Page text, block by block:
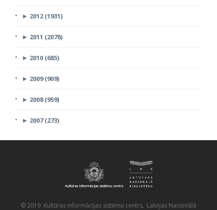
► 2012 (1931)
► 2011 (2078)
► 2010 (685)
► 2009 (909)
► 2008 (959)
► 2007 (273)
© 2019 Kultūras informācijas sistēmu centrs, Latvijas Nacionālā